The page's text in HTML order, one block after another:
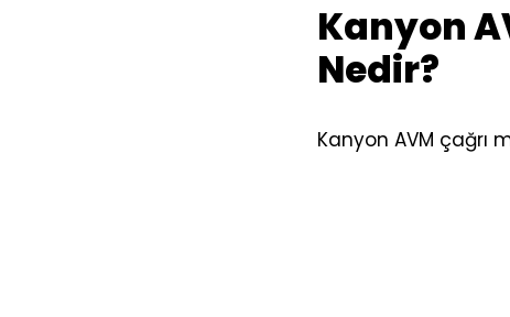
Kanyon
Nedir?
Kanyon AVM çağrı